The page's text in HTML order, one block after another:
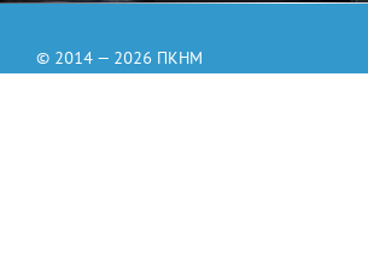
© 2014 — 2026 ПКНМ